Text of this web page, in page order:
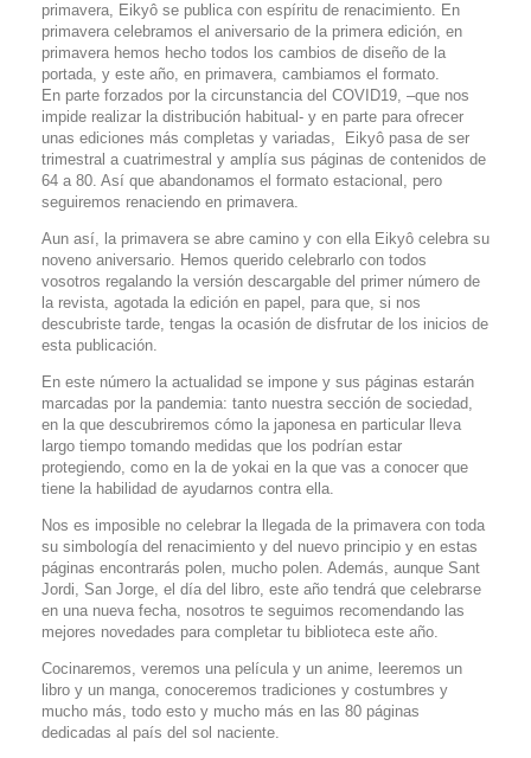
primavera, Eikyô se publica con espíritu de renacimiento. En
primavera celebramos el aniversario de la primera edición, en
primavera hemos hecho todos los cambios de diseño de la
portada, y este año, en primavera, cambiamos el formato.
En parte forzados por la circunstancia del COVID19, –que nos
impide realizar la distribución habitual- y en parte para ofrecer
unas ediciones más completas y variadas,
Eikyô pasa de ser
trimestral a cuatrimestral y amplía sus páginas de contenidos de
64 a 80. Así que abandonamos el formato estacional, pero
seguiremos renaciendo en primavera.
Aun así, la primavera se abre camino y con ella Eikyô celebra su
noveno aniversario. Hemos querido celebrarlo con todos
vosotros regalando la versión descargable del primer número de
la revista, agotada la edición en papel, para que, si nos
descubriste tarde, tengas la ocasión de disfrutar de los inicios de
esta publicación.
En este número la actualidad se impone y sus páginas estarán
marcadas por la pandemia: tanto nuestra sección de sociedad,
en la que descubriremos cómo la japonesa en particular lleva
largo tiempo tomando medidas que los podrían estar
protegiendo, como en la de yokai en la que vas a conocer que
tiene la habilidad de ayudarnos contra ella.
Nos es imposible no celebrar la llegada de la primavera con toda
su simbología del renacimiento y del nuevo principio y en estas
páginas encontrarás polen, mucho polen. Además, aunque Sant
Jordi, San Jorge, el día del libro, este año tendrá que celebrarse
en una nueva fecha, nosotros te seguimos recomendando las
mejores novedades para completar tu biblioteca este año.
Cocinaremos, veremos una película y un anime, leeremos un
libro y un manga, conoceremos tradiciones y costumbres y
mucho más, todo esto y mucho más en las 80 páginas
dedicadas al país del sol naciente.